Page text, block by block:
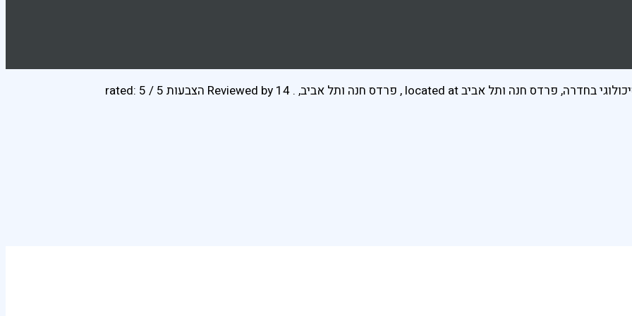
בחדרה, פרדס חנה ותל אביב , פרדס חנה ותל אביב,
. Reviewed by 14 הצבעות 5 / 5